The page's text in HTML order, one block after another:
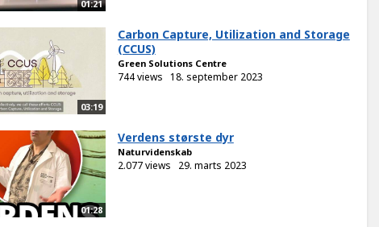
01:21
03:19
Carbon Capture, Utilization and Storage
(CCUS)
Green Solutions Centre
744 views 18. september 2023
01:28
Verdens største dyr
Naturvidenskab
2.077 views 29. marts 2023